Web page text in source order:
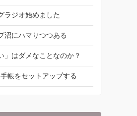
ラジオ始めました
沼にハマりつつある
」はダメなことなのか？
帳をセットアップする